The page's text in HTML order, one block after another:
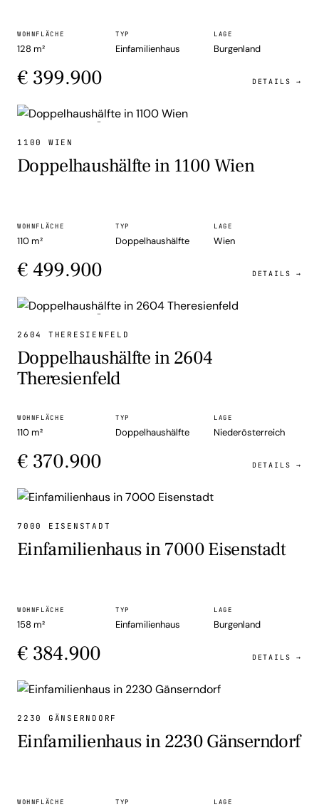
WOHNFLÄCHE
128 m²
TYP
Einfamilienhaus
LAGE
Burgenland
€ 399.900 DETAILS →
DOPPELHAUSHÄLFTE
1100 WIEN
Doppelhaushälfte in 1100 Wien
WOHNFLÄCHE
110 m²
TYP
Doppelhaushälfte
LAGE
Wien
€ 499.900 DETAILS →
DOPPELHAUSHÄLFTE
2604 THERESIENFELD
Doppelhaushälfte in 2604
Theresienfeld
WOHNFLÄCHE
110 m²
TYP
Doppelhaushälfte
LAGE
Niederösterreich
€ 370.900 DETAILS →
7000 EISENSTADT
Einfamilienhaus in 7000 Eisenstadt
WOHNFLÄCHE
158 m²
TYP
Einfamilienhaus
LAGE
Burgenland
€ 384.900 DETAILS →
2230 GÄNSERNDORF
Einfamilienhaus in 2230 Gänserndorf
WOHNFLÄCHE TYP LAGE